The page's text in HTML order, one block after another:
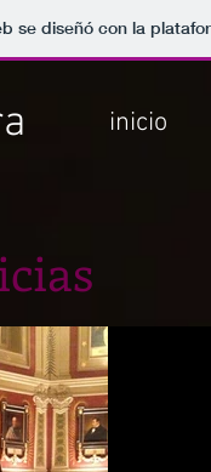
se diseñó con la
inicio